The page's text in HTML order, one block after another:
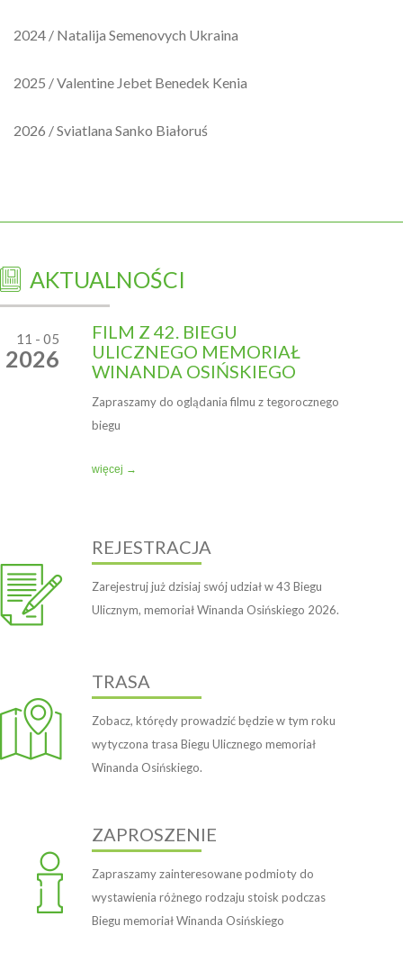
2024 / Natalija Semenovych Ukraina
2025 / Valentine Jebet Benedek Kenia
2026 / Sviatlana Sanko Białoruś
AKTUALNOŚCI
11 - 05
2026
FILM Z 42. BIEGU
ULICZNEGO MEMORIAŁ
WINANDA OSIŃSKIEGO
Zapraszamy do oglądania filmu z tegorocznego
biegu
więcej →
REJESTRACJA
Zarejestruj już dzisiaj swój udział w 43 Biegu
Ulicznym, memoriał Winanda Osińskiego 2026.
TRASA
Zobacz, którędy prowadzić będzie w tym roku
wytyczona trasa Biegu Ulicznego memoriał
Winanda Osińskiego.
ZAPROSZENIE
Zapraszamy zainteresowane podmioty do
wystawienia różnego rodzaju stoisk podczas
Biegu memoriał Winanda Osińskiego